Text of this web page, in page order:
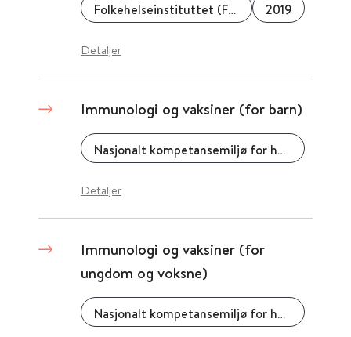
Folkehelseinstituttet (FHI) 2019
Detaljer
Immunologi og vaksiner (for barn)
Nasjonalt kompetansemiljø for helsestasjons- og skolehelsetjenesten (NASKO) - FHI
Detaljer
Immunologi og vaksiner (for
ungdom og voksne)
Nasjonalt kompetansemiljø for helsestasjons- og skolehelsetjenesten (NASKO) - FHI